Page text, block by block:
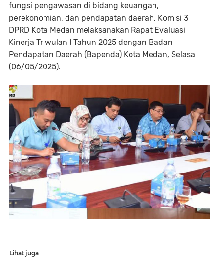
fungsi pengawasan di bidang keuangan,
perekonomian, dan pendapatan daerah, Komisi 3
DPRD Kota Medan melaksanakan Rapat Evaluasi
Kinerja Triwulan I Tahun 2025 dengan Badan
Pendapatan Daerah (Bapenda) Kota Medan, Selasa
(06/05/2025).
Lihat juga